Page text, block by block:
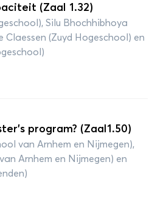
(Zaal 1.32)
Silu Bhochhibhoya
Claessen (Zuyd Hogeschool) en
program? (Zaal1.50)
van Arnhem en Nijmegen),
Arnhem en Nijmegen) en